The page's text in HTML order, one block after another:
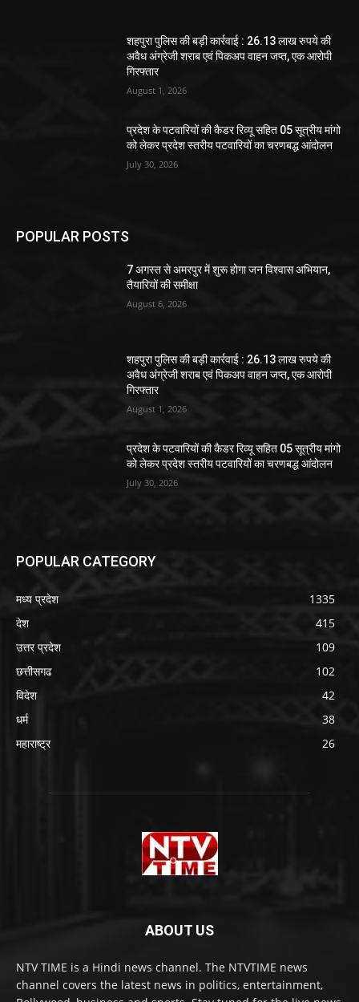
शहपुरा पुलिस की बड़ी कार्रवाई : 26.13 लाख रुपये की
अवैध अंग्रेजी शराब एवं पिकअप वाहन जप्त, एक आरोपी
गिरफ्तार
August 1, 2026
प्रदेश के पटवारियों की कैडर रिव्यू सहित 05 सूत्रीय मांगो
को लेकर प्रदेश स्तरीय पटवारियों का चरणबद्ध आंदोलन
July 30, 2026
POPULAR POSTS
7 अगस्त से अमरपुर में शुरू होगा जन विश्वास अभियान,
तैयारियों की समीक्षा
August 6, 2026
शहपुरा पुलिस की बड़ी कार्रवाई : 26.13 लाख रुपये की
अवैध अंग्रेजी शराब एवं पिकअप वाहन जप्त, एक आरोपी
गिरफ्तार
August 1, 2026
प्रदेश के पटवारियों की कैडर रिव्यू सहित 05 सूत्रीय मांगो
को लेकर प्रदेश स्तरीय पटवारियों का चरणबद्ध आंदोलन
July 30, 2026
POPULAR CATEGORY
मध्य प्रदेश
1335
देश
415
उत्तर प्रदेश
109
छत्तीसगढ
102
विदेश
42
धर्म
38
महाराष्ट्र
26
ABOUT US
NTV TIME is a Hindi news channel. The NTVTIME news
channel covers the latest news in politics, entertainment,